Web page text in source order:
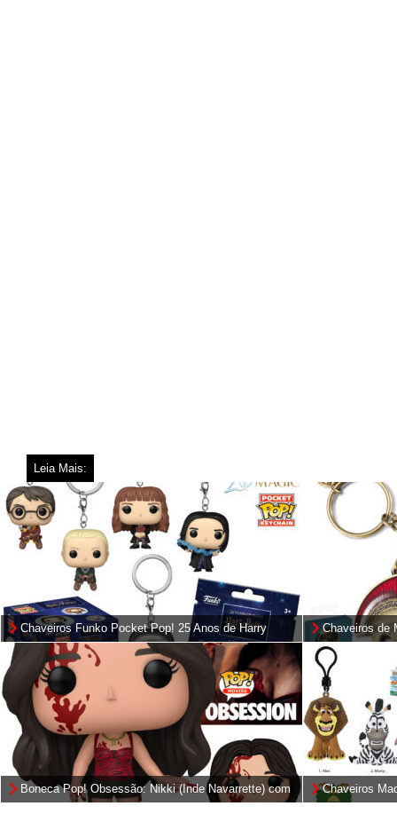
Leia Mais:
Chaveiros Funko Pocket Pop! 25 Anos de Harry
Potter e a Pedra Filosofal
Chaveiros de
Christopher
Boneca Pop! Obsessão: Nikki (Inde Navarrette) com
o “Salgueiro dos Desejos” (One Wish Willow)
Chaveiros
(DreamWorks)